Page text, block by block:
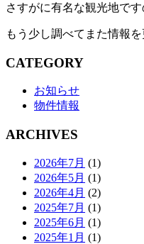
さすがに有名な観光地で
もう少し調べてまた情報
CATEGORY
お知らせ
物件情報
ARCHIVES
2026年7月 (1)
2026年5月 (1)
2026年4月 (2)
2025年7月 (1)
2025年6月 (1)
2025年1月 (1)